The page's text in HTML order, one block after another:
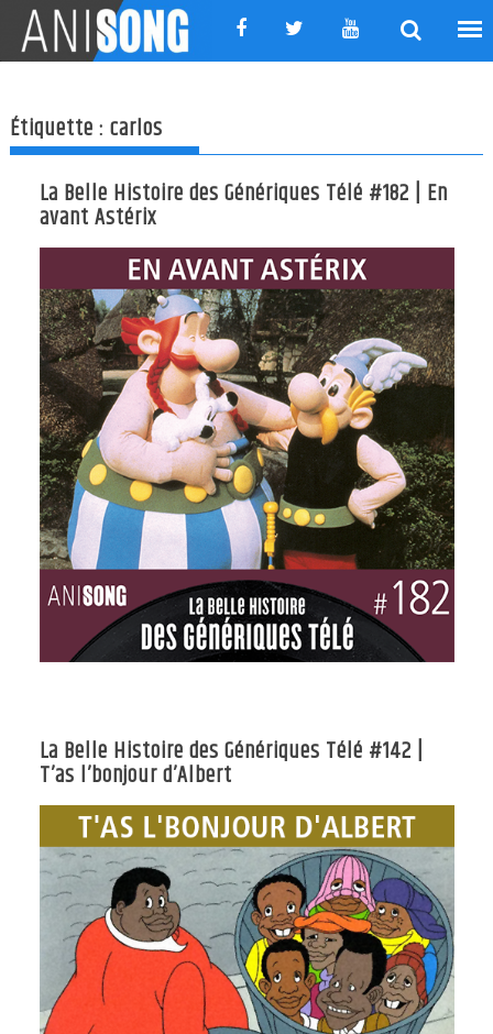
content
Étiquette :carlos
La Belle Histoire des Génériques Télé #182 | En
avant Astérix
La Belle Histoire des Génériques Télé #142 |
T’as l’bonjour d’Albert